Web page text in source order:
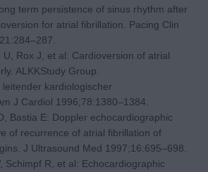
term persistence of sinus rhythm after
for atrial fibrillation. Pacing Clin
U, Rox J, et al: Cardioversion of atrial
ALKKStudy Group.
kardiologischer
J Cardiol 1996;78:1380–1384.
Bastia E: Doppler echocardiographic
of recurrence of atrial fibrillation of
J Ultrasound Med 1997;16:695–698.
Schimpf R, et al: Echocardiographic